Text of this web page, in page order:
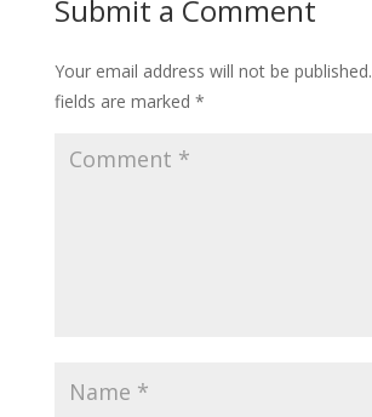
Submit a Comment
Your email address will not be published.
fields are marked *